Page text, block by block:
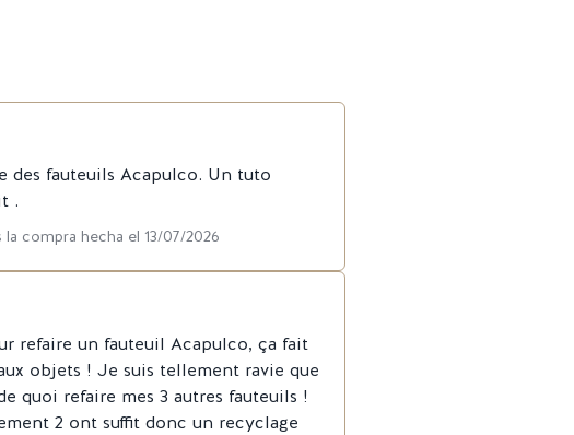
des fauteuils Acapulco. Un tuto
.
compra hecha el 13/07/2026
refaire un fauteuil Acapulco, ça fait
objets ! Je suis tellement ravie que
quoi refaire mes 3 autres fauteuils !
2 ont suffit donc un recyclage